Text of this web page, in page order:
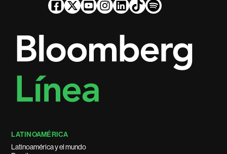
LATINOAMÉRICA
Latinoamérica y el mundo